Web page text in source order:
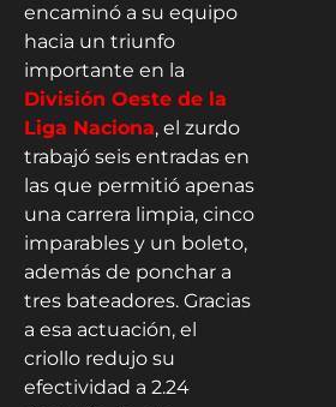
encaminó a su equipo
hacia un triunfo
importante en la
División Oeste de la
Liga Naciona, el zurdo
trabajó seis entradas en
las que permitió apenas
una carrera limpia, cinco
imparables y un boleto,
además de ponchar a
tres bateadores. Gracias
a esa actuación, el
criollo redujo su
efectividad a 2.24